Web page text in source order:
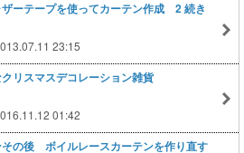
ザーテープを使ってカーテン作成 2 続き
23:15
リスマスデコレーション雑貨
01:42
その後 ボイルレースカーテンを作り直す